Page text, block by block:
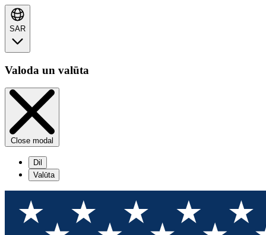
SAR
Valoda un valūta
Close modal
Dil
Valūta